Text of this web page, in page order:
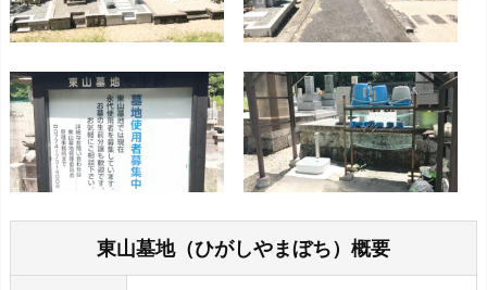
東山墓地（ひがしやまぼち）概要